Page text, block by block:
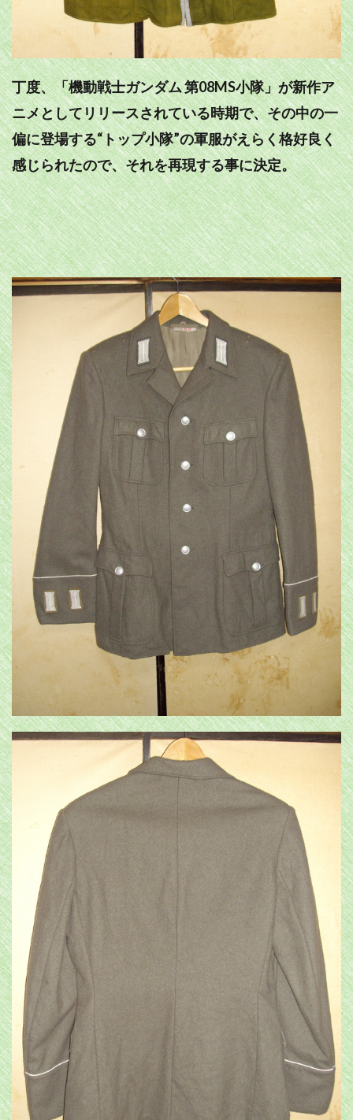
丁度、「機動戦士ガンダム 第08MS小隊」が新作ア
ニメとしてリリースされている時期で、その中の一
偏に登場する“トップ小隊”の軍服がえらく格好良く
感じられたので、それを再現する事に決定。